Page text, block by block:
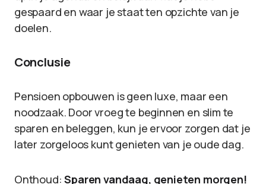
gespaard en waar je staat ten opzichte van je
doelen.
Conclusie
Pensioen opbouwen is geen luxe, maar een
noodzaak. Door vroeg te beginnen en slim te
sparen en beleggen, kun je ervoor zorgen dat je
later zorgeloos kunt genieten van je oude dag.
Onthoud:Sparen vandaag, genieten morgen!